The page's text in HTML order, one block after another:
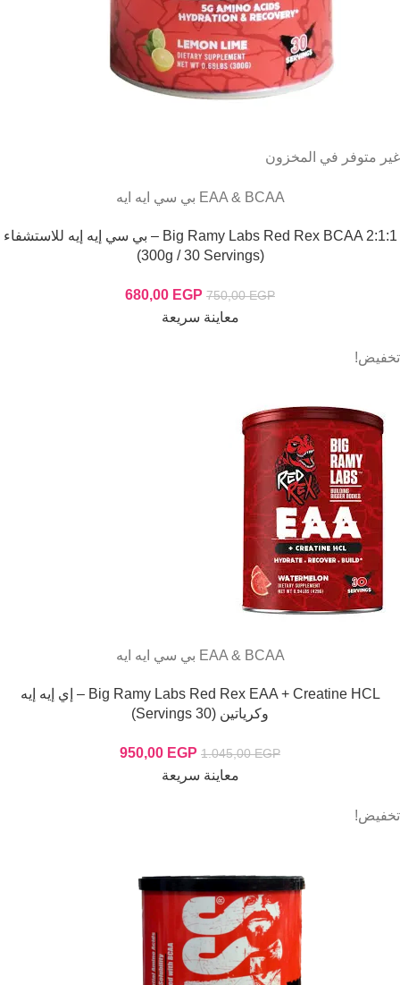
غير متوفر في المخزون
EAA & BCAA بي سي ايه ايه
Big Ramy Labs Red Rex BCAA 2:1:1 – بي سي إيه إيه للاستشفاء
(300g / 30 Servings)
750,00EGP
680,00 EGP
معاينة سريعة
تخفيض!
EAA & BCAA بي سي ايه ايه
Big Ramy Labs Red Rex EAA + Creatine HCL – إي إيه إيه
وكرياتين (30 Servings)
1.045,00EGP
950,00 EGP
معاينة سريعة
تخفيض!